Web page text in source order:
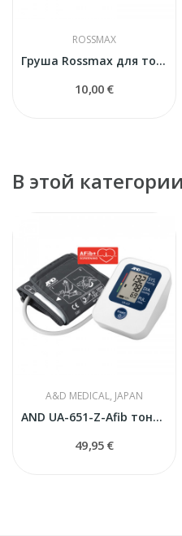
ROSSMAX
Груша Rossmax для тонометра
10,00 €
В этой
A&D MEDICAL, JAPAN
AND UA-651-Z-Afib тонометр
49,95 €